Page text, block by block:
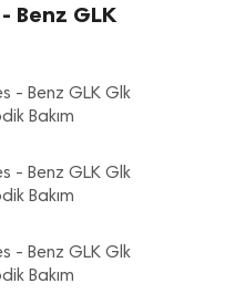
Benz GLK
- Benz GLK Glk
Bakım
- Benz GLK Glk
Bakım
- Benz GLK Glk
Bakım